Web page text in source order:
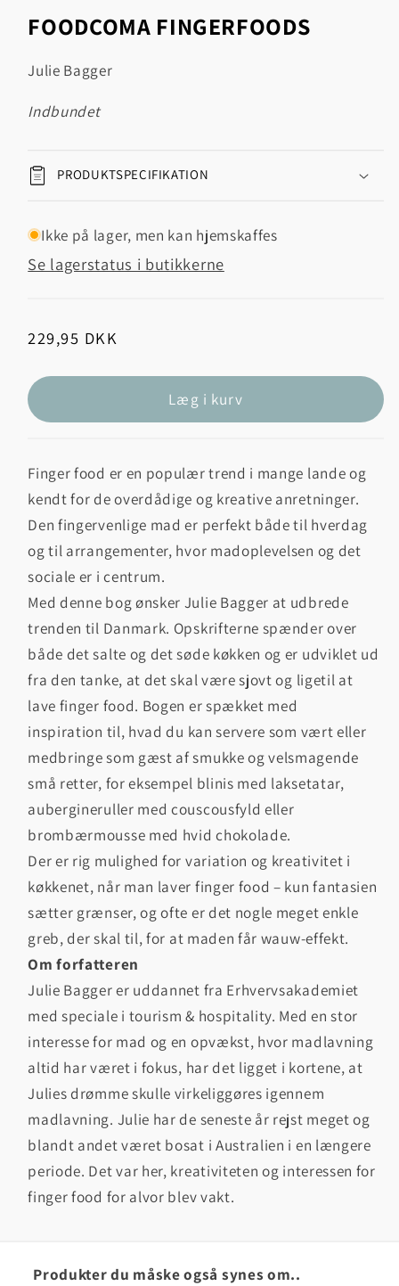
modus
FOODCOMA FINGERFOODS
Julie Bagger
indbundet
PRODUKTSPECIFIKATION
Ikke på lager, men kan hjemskaffes
Se lagerstatus i butikkerne
Normalpris
229,95 DKK
Læg i kurv
Finger food er en populær trend i mange lande og
kendt for de overdådige og kreative anretninger.
Den fingervenlige mad er perfekt både til hverdag
og til arrangementer, hvor madoplevelsen og det
sociale er i centrum.
Med denne bog ønsker Julie Bagger at udbrede
trenden til Danmark. Opskrifterne spænder over
både det salte og det søde køkken og er udviklet ud
fra den tanke, at det skal være sjovt og ligetil at
lave finger food. Bogen er spækket med
inspiration til, hvad du kan servere som vært eller
medbringe som gæst af smukke og velsmagende
små retter, for eksempel blinis med laksetatar,
aubergineruller med couscousfyld eller
brombærmousse med hvid chokolade.
Der er rig mulighed for variation og kreativitet i
køkkenet, når man laver finger food – kun fantasien
sætter grænser, og ofte er det nogle meget enkle
greb, der skal til, for at maden får wauw-effekt.
Om forfatteren
Julie Bagger er uddannet fra Erhvervsakademiet
med speciale i tourism & hospitality. Med en stor
interesse for mad og en opvækst, hvor madlavning
altid har været i fokus, har det ligget i kortene, at
Julies drømme skulle virkeliggøres igennem
madlavning. Julie har de seneste år rejst meget og
blandt andet været bosat i Australien i en længere
periode. Det var her, kreativiteten og interessen for
finger food for alvor blev vakt.
Produkter du måske også synes om..